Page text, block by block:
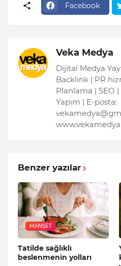
Facebook
Veka Medya
Dijital Medya
Backlink | PR
Planlama | SEO
Yapım | E-posta:
Benzer yazılar
MANŞET
Tatilde sağlıklı
beslenmenin yolları